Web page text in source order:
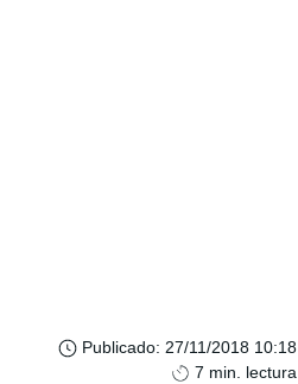
Publicado: 27/11/2018 10:18
7 min. lectura